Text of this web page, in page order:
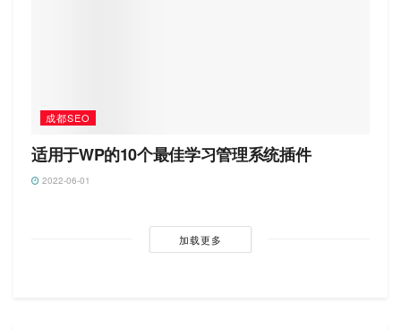
成都SEO
适用于WP的10个最佳学习管理系统插件
2022-06-01
加载更多